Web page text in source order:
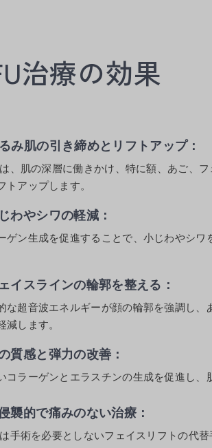
治療の効果
み肌の引き締めとリフトアップ：
、肌の深層に働きかけ、特に額、あご、
トアップします。
わやシワの軽減：
ゲン生成を促進することで、小じわやシワ
イスラインの輪郭を整える：
な超音波エネルギーが顔の輪郭を強調し
減します。
質感と弾力の改善：
コラーゲンとエラスチンの生成を促進し、
襲的で痛みのない治療：
手術を必要としないフェイスリフトの代